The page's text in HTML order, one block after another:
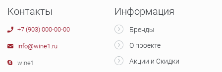
Контакты
+7 (903) 000-00-00
info@wine1.ru
wine1
Информация
Бренды
О проекте
Акции и Скидки